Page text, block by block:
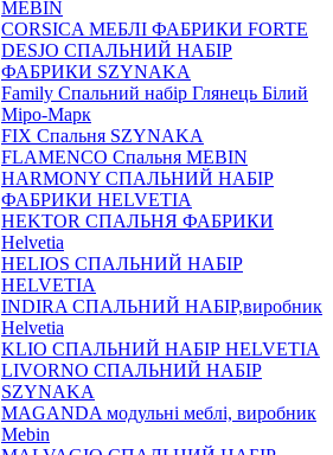
MEBIN
CORSICA МЕБЛІ ФАБРИКИ FORTE
DESJO СПАЛЬНИЙ НАБІР
ФАБРИКИ SZYNAKA
Family Спальний набір Глянець Білий
Міро-Марк
FIX Спальня SZYNAKA
FLAMENCO Спальня MEBIN
HARMONY СПАЛЬНИЙ НАБІР
ФАБРИКИ HELVETIA
HEKTOR СПАЛЬНЯ ФАБРИКИ
Helvetia
HELIOS СПАЛЬНИЙ НАБІР
HELVETIA
INDIRA СПАЛЬНИЙ НАБІР,виробник
Helvetia
KLIO СПАЛЬНИЙ НАБІР HELVETIA
LIVORNO СПАЛЬНИЙ НАБІР
SZYNAKA
MAGANDA модульні меблі, виробник
Mebin